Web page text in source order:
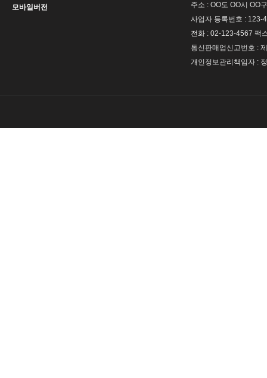
모바일버전
주소 : OO도 OO시 OO
사업자 등록번호 : 123-
전화 : 02-123-4567 팩
통신판매업신고번호 :
개인정보관리책임자 :